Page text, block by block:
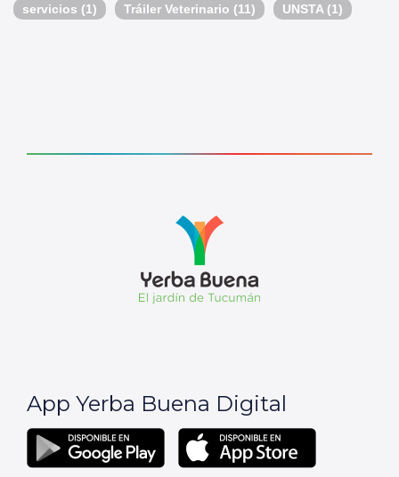
servicios (1) Tráiler Veterinario (11) UNSTA (1)
App Yerba Buena Digital